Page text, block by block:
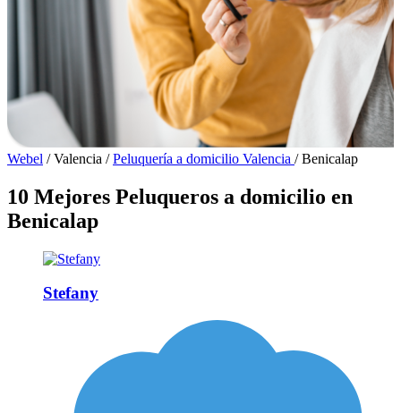
Webel / Valencia / Peluquería a domicilio Valencia / Benicalap
10 Mejores Peluqueros a domicilio en
Benicalap
Stefany